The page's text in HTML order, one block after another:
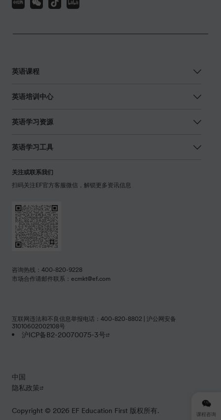
英语课程
英语培训中心
英语学习资源
英语学习工具
关注或联系我们
扫码关注EF官方客服微信，解锁更多资讯信息
咨询热线：400-820-9228
市场合作请邮件联系：ecmkt@ef.com
互联网违法和不良信息举报电话：400-820-8802 | 沪公网安备
31010602002108号
沪ICP备B2-20070075-3号
中国
隐私政策
Copyright © 2026 EF Education First 版权所有. 课程咨询